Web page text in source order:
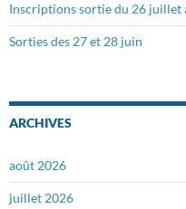
Inscriptions sortie du 26 juillet
Sorties des 27 et 28 juin
ARCHIVES
août 2026
juillet 2026